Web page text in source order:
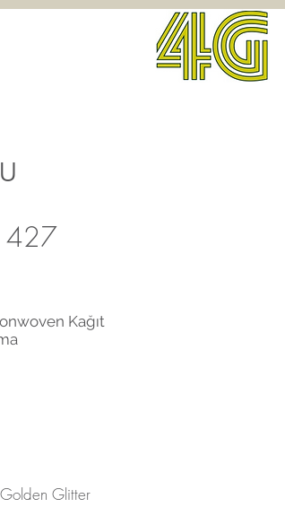
Kağıt
Glitter